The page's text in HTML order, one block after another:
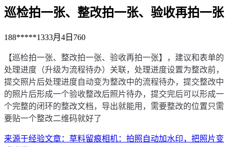
巡检拍一张、整改拍一张、验收再拍一张
188*****1333月4日 760
【巡检拍一张、整改拍一张、验收再拍一张】，建议和表单的
处理进度（升级为流程待办）关联，处理进度设置为整改前，
提交照片后处理进度自动变为整改中的流程待办，提交整改中
的照片后形成一个验收整改后照片待办，提交完后可以形成一
个完整的闭环的整改文档，导出就能用，需要整改的位置只需
要贴一个整改二维码就好了
来源于经验文章： 草料留痕相机：拍照自动加水印，把照片变